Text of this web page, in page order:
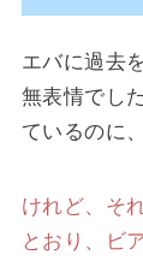
エバに過去
無表情でし
ているのに
けれど、 そ
とおり、ビ